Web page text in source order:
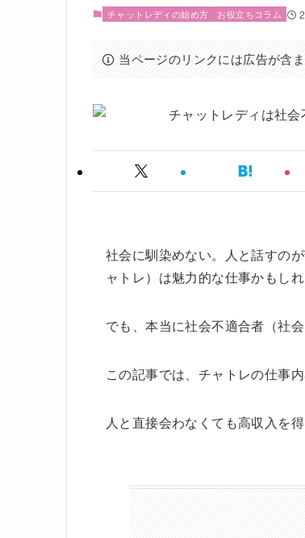
チャットレディの始め方 お役立ちコラム
当ページのリンクには広告が含ま
社会に馴染めない。人と話すの
ャトレ）は魅力的な仕事かもしれ
でも、本当に社会不適合者（社
この記事では、チャトレの仕事
人と直接会わなくても高収入を